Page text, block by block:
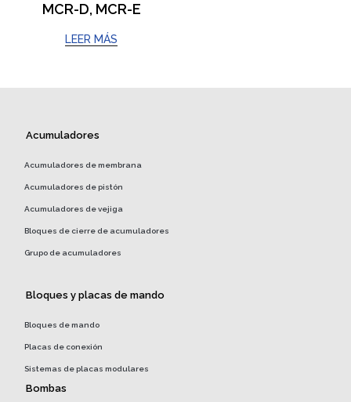
MCR-D, MCR-E
LEER MÁS
Acumuladores
Acumuladores de membrana
Acumuladores de pistón
Acumuladores de vejiga
Bloques de cierre de acumuladores
Grupo de acumuladores
Bloques y placas de mando
Bloques de mando
Placas de conexión
Sistemas de placas modulares
Bombas